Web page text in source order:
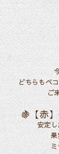
どちらもペ
ご
🍇【赤】
安定し
果